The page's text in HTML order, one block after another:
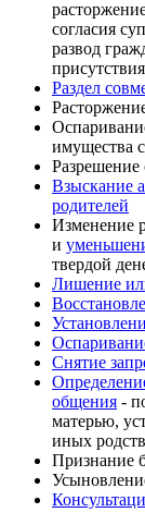
согласия
развод
присутствия
Раздел
имущества
Разрешение
Взыскание
родителей
Изменение
и
твердой
Лишение
Снятие
общения -
матерью,
иных
Признание